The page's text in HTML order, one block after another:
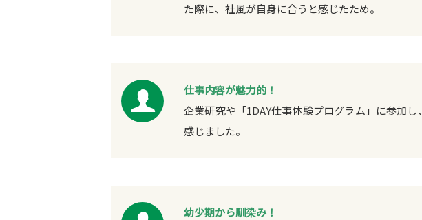
た際に、社風が自身に合うと感じたため。
仕事内容が魅力的！
企業研究や「1DAY仕事体験プログラム」に参加し、
感じました。
幼少期から馴染み！